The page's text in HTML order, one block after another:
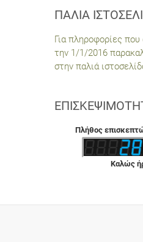
ΠΑΛΙΆ
Για πληροφορίες
την 1/1/2016
στην παλιά
Πλήθος
Καλώς